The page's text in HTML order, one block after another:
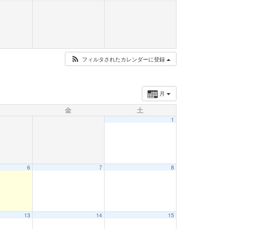
フィルタされたカレンダーに登録
月
金 土
1
6 7 8
13 14 15